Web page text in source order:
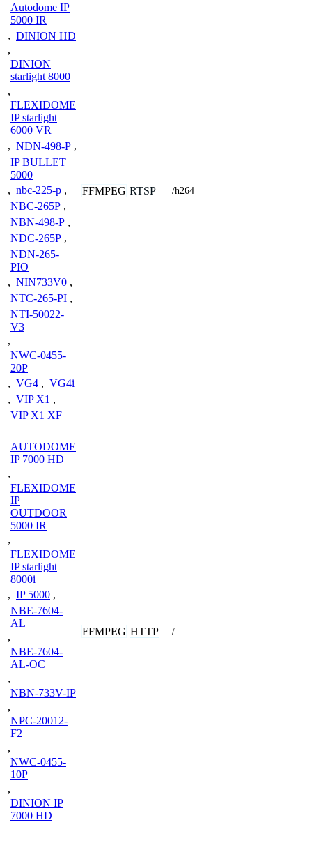
Autodome IP
5000 IR
, DINION HD
,
DINION
starlight 8000
,
FLEXIDOME
IP starlight
6000 VR
, NDN-498-P ,
IP BULLET
5000
, nbc-225-p ,
NBC-265P ,
NBN-498-P ,
NDC-265P ,
NDN-265-
PIO
, NIN733V0 ,
NTC-265-PI ,
NTI-50022-
V3
,
NWC-0455-
20P
, VG4 , VG4i
, VIP X1 ,
VIP X1 XF
FFMPEG RTSP /h264
AUTODOME
IP 7000 HD
,
FLEXIDOME
IP
OUTDOOR
5000 IR
,
FLEXIDOME
IP starlight
8000i
, IP 5000 ,
NBE-7604-
AL
,
NBE-7604-
AL-OC
,
NBN-733V-IP
,
NPC-20012-
F2
,
NWC-0455-
10P
,
DINION IP
7000 HD
FFMPEG HTTP /